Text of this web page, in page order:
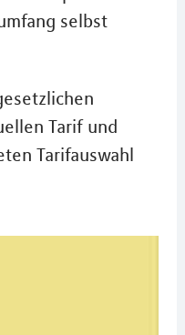
selbst
Tarif und
Tarifauswahl